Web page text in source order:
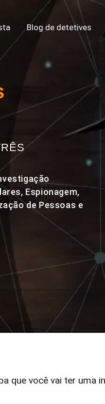
Blog de detetives
Espionagem,
de Pessoas e
que você vai ter uma